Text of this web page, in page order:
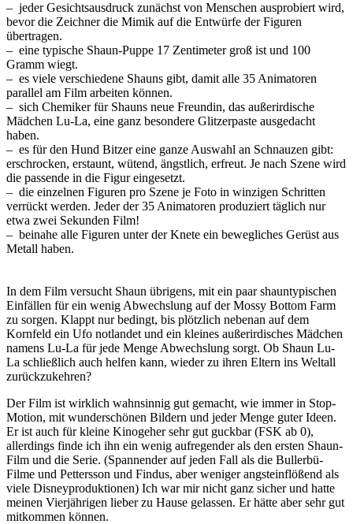
– jeder Gesichtsausdruck zunächst von Menschen ausprobiert wird,
bevor die Zeichner die Mimik auf die Entwürfe der Figuren
übertragen.
– eine typische Shaun-Puppe 17 Zentimeter groß ist und 100
Gramm wiegt.
– es viele verschiedene Shauns gibt, damit alle 35 Animatoren
parallel am Film arbeiten können.
– sich Chemiker für Shauns neue Freundin, das außerirdische
Mädchen Lu-La, eine ganz besondere Glitzerpaste ausgedacht
haben.
– es für den Hund Bitzer eine ganze Auswahl an Schnauzen gibt:
erschrocken, erstaunt, wütend, ängstlich, erfreut. Je nach Szene wird
die passende in die Figur eingesetzt.
– die einzelnen Figuren pro Szene je Foto in winzigen Schritten
verrückt werden. Jeder der 35 Animatoren produziert täglich nur
etwa zwei Sekunden Film!
– beinahe alle Figuren unter der Knete ein bewegliches Gerüst aus
Metall haben.
In dem Film versucht Shaun übrigens, mit ein paar shauntypischen
Einfällen für ein wenig Abwechslung auf der Mossy Bottom Farm
zu sorgen. Klappt nur bedingt, bis plötzlich nebenan auf dem
Kornfeld ein Ufo notlandet und ein kleines außerirdisches Mädchen
namens Lu-La für jede Menge Abwechslung sorgt. Ob Shaun Lu-
La schließlich auch helfen kann, wieder zu ihren Eltern ins Weltall
zurückzukehren?
Der Film ist wirklich wahnsinnig gut gemacht, wie immer in Stop-
Motion, mit wunderschönen Bildern und jeder Menge guter Ideen.
Er ist auch für kleine Kinogeher sehr gut guckbar (FSK ab 0),
allerdings finde ich ihn ein wenig aufregender als den ersten Shaun-
Film und die Serie. (Spannender auf jeden Fall als die Bullerbü-
Filme und Pettersson und Findus, aber weniger angsteinflößend als
viele Disneyproduktionen) Ich war mir nicht ganz sicher und hatte
meinen Vierjährigen lieber zu Hause gelassen. Er hätte aber sehr gut
mitkommen können.